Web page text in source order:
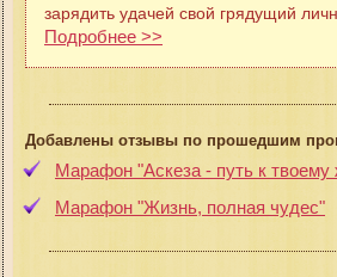
зарядить удачей свой грядущий
Подробнее >>
Добавлены отзывы по прошедшим
Марафон "Аскеза - путь к
Марафон "Жизнь, полная чудес"